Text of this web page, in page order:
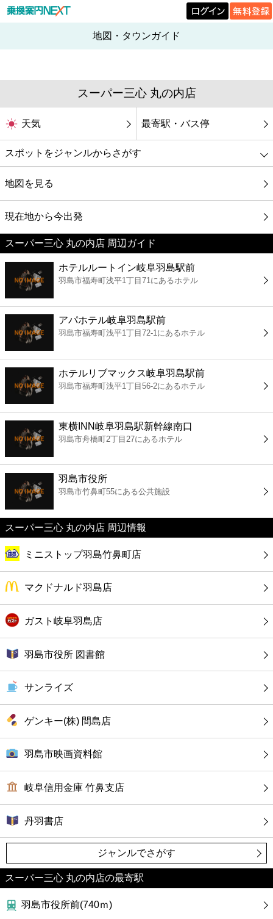
地図・タウンガイド
スーパー三心 丸の内店
天気 最寄駅・バス停
スポットをジャンルからさがす
グルメ
映画
美容
コンビニ
薬局
スーパー
エンタメ
レジャー
書店
ファミレス
ファーストフード
カフェ
ショッピング
銀行
公共
病院
ホテル
地図を見る
現在地から今出発
スーパー三心 丸の内店 周辺ガイド
ホテルルートイン岐阜羽島駅前
羽島市福寿町浅平1丁目71にあるホテル
アパホテル岐阜羽島駅前
羽島市福寿町浅平1丁目72-1にあるホテル
ホテルリブマックス岐阜羽島駅前
羽島市福寿町浅平1丁目56-2にあるホテル
東横INN岐阜羽島駅新幹線南口
羽島市舟橋町2丁目27にあるホテル
羽島市役所
羽島市竹鼻町55にある公共施設
スーパー三心 丸の内店 周辺情報
ミニストップ羽島竹鼻町店
マクドナルド羽島店
ガスト岐阜羽島店
羽島市役所 図書館
サンライズ
ゲンキー(株) 間島店
羽島市映画資料館
岐阜信用金庫 竹鼻支店
丹羽書店
ジャンルでさがす
スーパー三心 丸の内店の最寄駅
羽島市役所前(740ｍ)